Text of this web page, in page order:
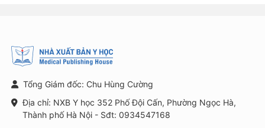
Tổng Giám đốc: Chu Hùng Cường
Địa chỉ: NXB Y học 352 Phố Đội Cấn, Phường Ngọc Hà,
Thành phố Hà Nội - Sđt: 0934547168